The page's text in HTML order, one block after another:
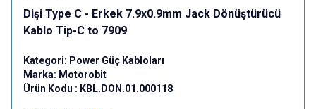
Dişi Type C - Erkek 7.9x0.9mm Jack Dönüştürücü
Kablo Tip-C to 7909
Kategori: Power Güç Kabloları
Marka: Motorobit
Ürün Kodu : KBL.DON.01.000118